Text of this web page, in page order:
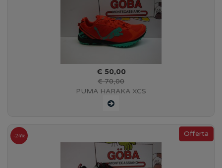
€ 50,00
€ 70,00
PUMA HARAKA XCS
-24%